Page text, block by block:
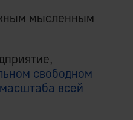
мысленным
свободном
всей